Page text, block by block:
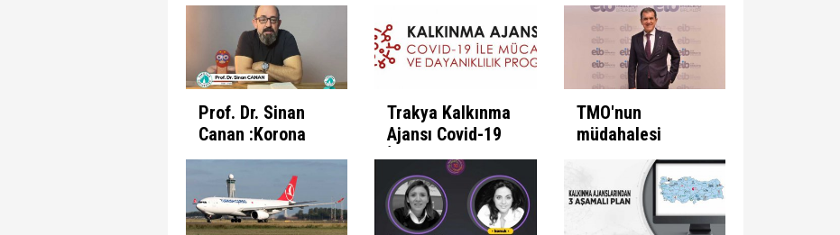
Prof. Dr. Sinan
Canan :Korona
Günlerinde
İnsanın Fabrika
Ayarları
Trakya Kalkınma
Ajansı Covid-19
İle Mücadele
Programını İlan
Etti
TMO'nun
müdahalesi
kazandırıyor